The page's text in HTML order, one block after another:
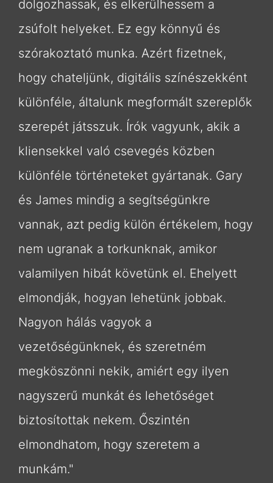
dolgozhassak, és elkerülhessem a
zsúfolt helyeket. Ez egy könnyű és
szórakoztató munka. Azért fizetnek,
hogy chateljünk, digitális színészekként
különféle, általunk megformált szereplők
szerepét játsszuk. Írók vagyunk, akik a
kliensekkel való csevegés közben
különféle történeteket gyártanak. Gary
és James mindig a segítségünkre
vannak, azt pedig külön értékelem, hogy
nem ugranak a torkunknak, amikor
valamilyen hibát követünk el. Ehelyett
elmondják, hogyan lehetünk jobbak.
Nagyon hálás vagyok a
vezetőségünknek, és szeretném
megköszönni nekik, amiért egy ilyen
nagyszerű munkát és lehetőséget
biztosítottak nekem. Őszintén
elmondhatom, hogy szeretem a
munkám."